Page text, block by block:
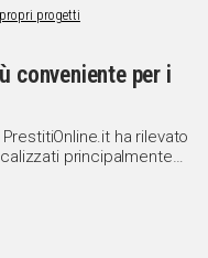
conveniente per i
ha rilevato
principalmente